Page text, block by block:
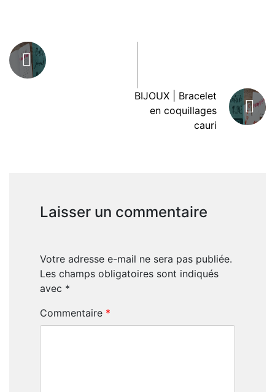
BIJOUX | Bracelet
en coquillages
cauri
Laisser un commentaire
Votre adresse e-mail ne sera pas publiée.
Les champs obligatoires sont indiqués
avec *
Commentaire *